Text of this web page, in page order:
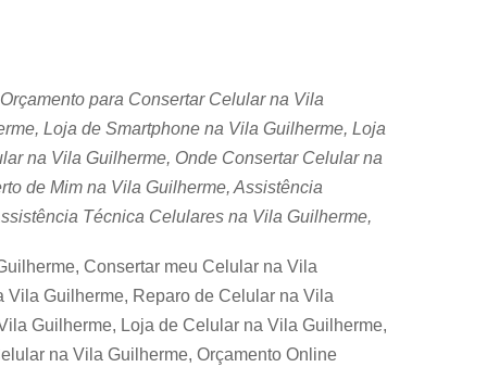
para Consertar Celular na Vila
Loja de Smartphone na Vila Guilherme, Loja
na Vila Guilherme, Onde Consertar Celular na
de Mim na Vila Guilherme, Assistência
Técnica Celulares na Vila Guilherme,
Consertar meu Celular na Vila
Vila Guilherme, Reparo de Celular na Vila
Guilherme, Loja de Celular na Vila Guilherme,
na Vila Guilherme, Orçamento Online